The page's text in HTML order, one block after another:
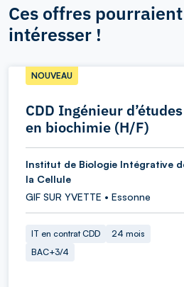
Ces offres
intéresser !
CDD Ingénieur d’études
en biochimie (H/F)
NOUVEAU
Institut de Biologie Intégrative
la Cellule
GIF SUR YVETTE • Essonne
IT en contrat CDD
24 mois
BAC+3/4